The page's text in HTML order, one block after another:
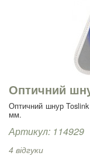
Оптичний
Оптичний шнур
мм.
Артикул: 114929
4 відгуки